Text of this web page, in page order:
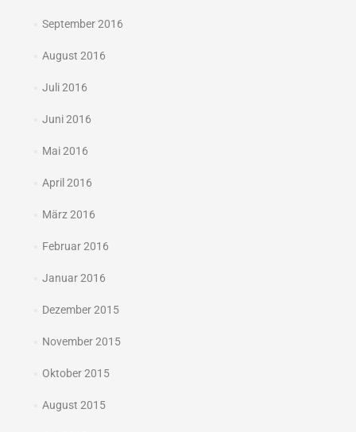
September 2016
August 2016
Juli 2016
Juni 2016
Mai 2016
April 2016
März 2016
Februar 2016
Januar 2016
Dezember 2015
November 2015
Oktober 2015
August 2015